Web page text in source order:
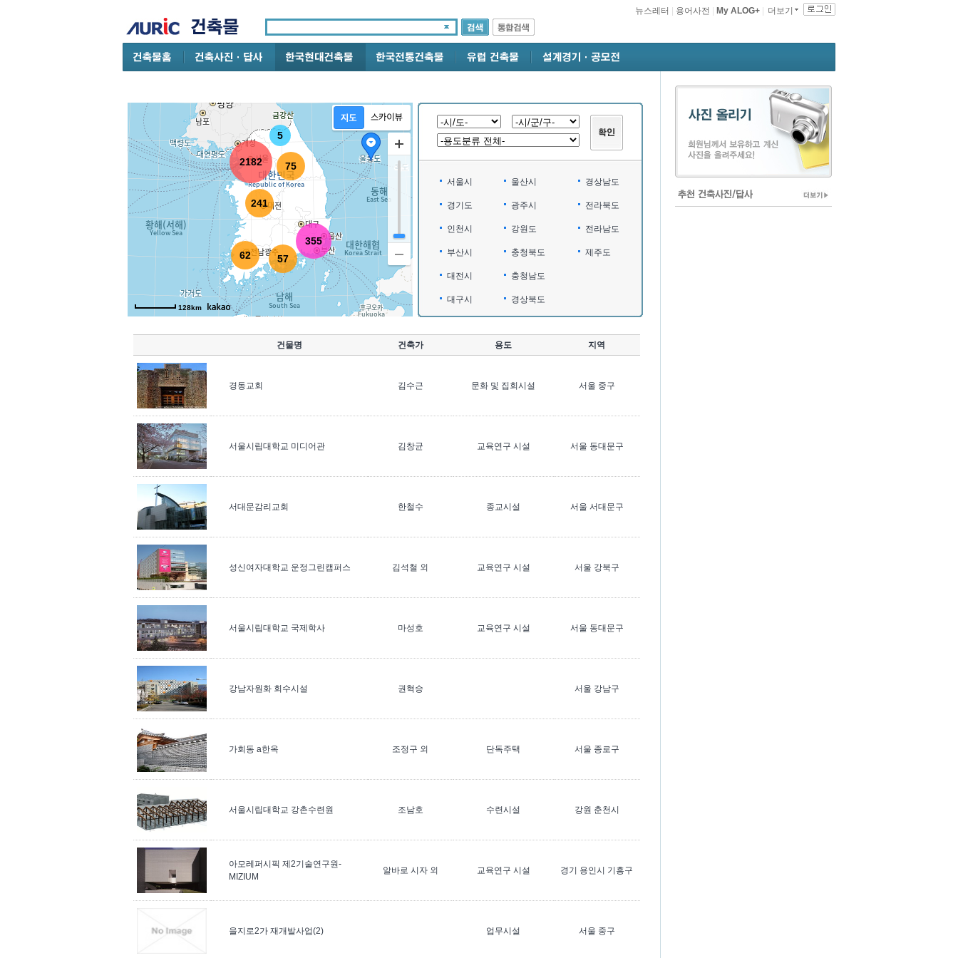
더보기
My ALOG+
용어사전
뉴스레터
서울시
경기도
인천시
부산시
대전시
대구시
울산시
광주시
강원도
충청북도
충청남도
경상북도
경상남도
전라북도
전라남도
제주도
건물명 건축가 용도 지역
경동교회 김수근 문화 및 집회시설 서울 중구
서울시립대학교 미디어관 김창균 교육연구 시설 서울 동대문구
서대문감리교회 한철수 종교시설 서울 서대문구
성신여자대학교 운정그린캠퍼스 김석철 외 교육연구 시설 서울 강북구
서울시립대학교 국제학사 마성호 교육연구 시설 서울 동대문구
강남자원화 회수시설 권혁승 서울 강남구
가회동 a한옥 조정구 외 단독주택 서울 종로구
서울시립대학교 강촌수련원 조남호 수련시설 강원 춘천시
아모레퍼시픽 제2기술연구원-
MIZIUM
알바로 시자 외 교육연구 시설 경기 용인시 기흥구
을지로2가 재개발사업(2) 업무시설 서울 중구